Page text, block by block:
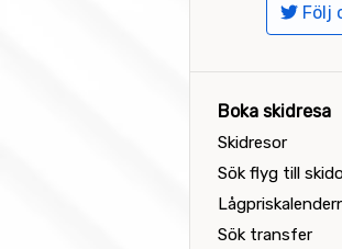
Följ
Boka skidresa
Skidresor
Sök flyg till
Sök transfer